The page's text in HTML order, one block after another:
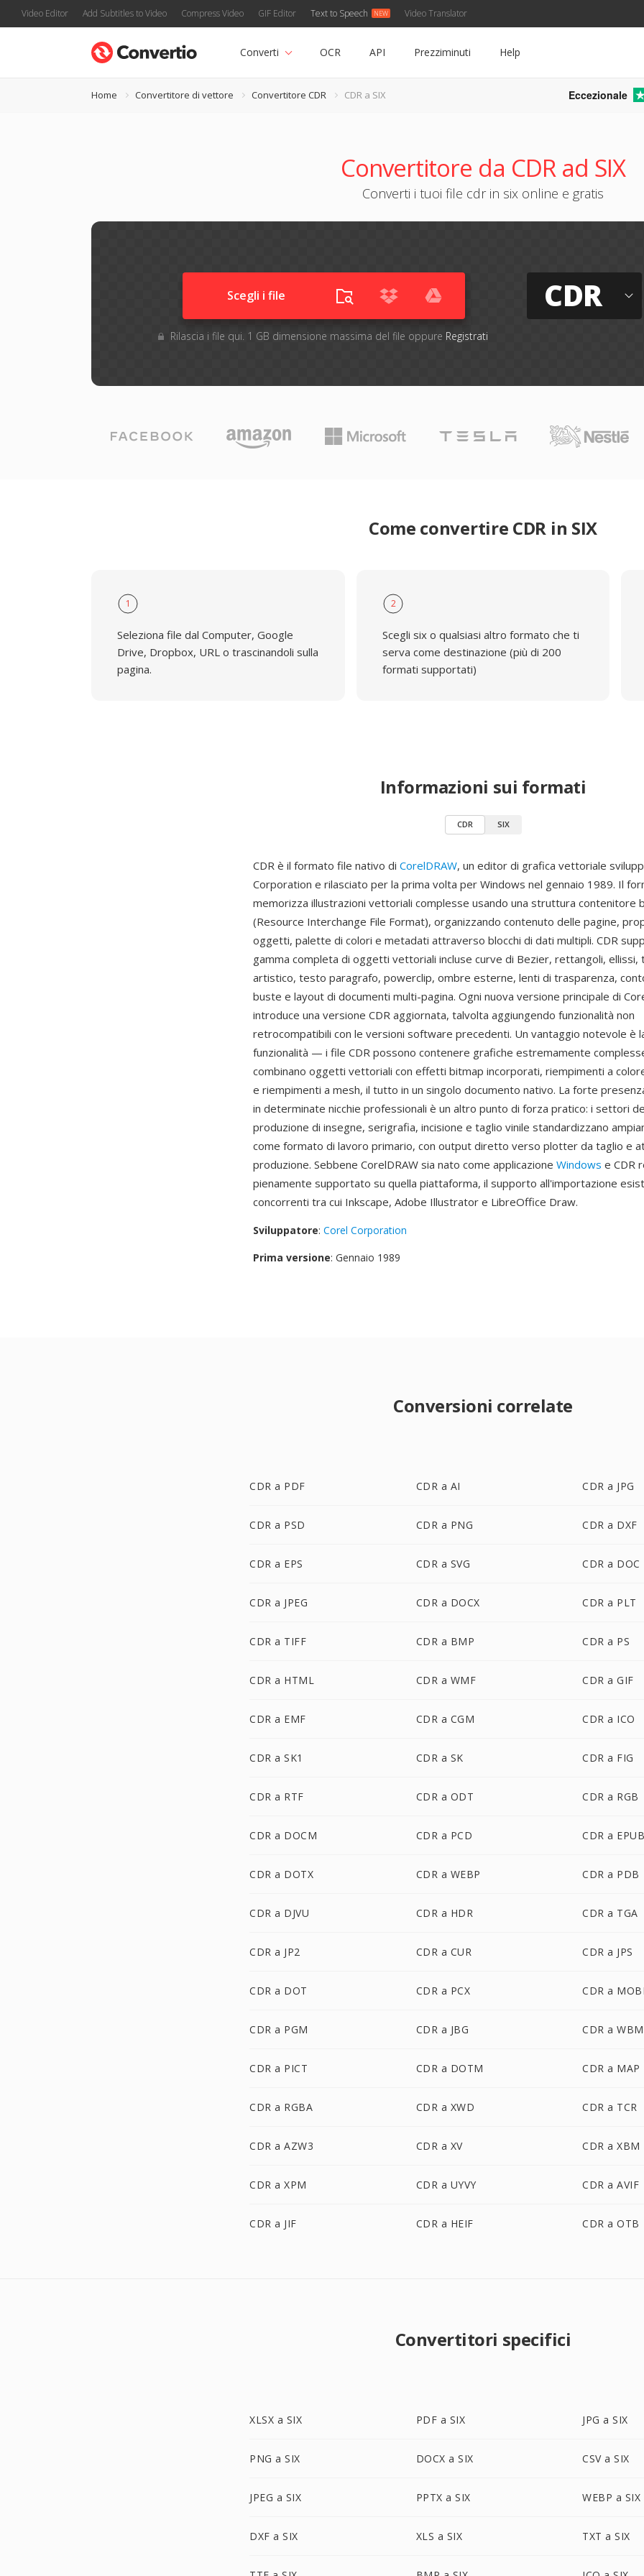
Video Editor Add Subtitles to Video Compress Video GIF Editor Text to Speech Video Translator
Converti OCR API Prezziminuti Help
Home Convertitore di vettore Convertitore CDR CDR a SIX Eccezionale
Convertitore da CDR ad SIX
Converti i tuoi file cdr in six online e gratis
Scegli i file
Rilascia i file qui. 1 GB dimensione massima del file oppure Registrati
CDR
Come convertire CDR in SIX
1
Seleziona file dal Computer, Google
Drive, Dropbox, URL o trascinandoli sulla
pagina.
2
Scegli six o qualsiasi altro formato che ti
serva come destinazione (più di 200
formati supportati)
Informazioni sui formati
CDR SIX
CDR è il formato file nativo di CorelDRAW, un editor di grafica vettoriale
Corporation e rilasciato per la prima volta per Windows nel gennaio 1989. Il
memorizza illustrazioni vettoriali complesse usando una struttura contenitore
(Resource Interchange File Format), organizzando contenuto delle pagine,
oggetti, palette di colori e metadati attraverso blocchi di dati multipli. CDR
gamma completa di oggetti vettoriali incluse curve di Bezier, rettangoli, ellissi,
artistico, testo paragrafo, powerclip, ombre esterne, lenti di trasparenza,
buste e layout di documenti multi-pagina. Ogni nuova versione principale di
introduce una versione CDR aggiornata, talvolta aggiungendo funzionalità non
retrocompatibili con le versioni software precedenti. Un vantaggio notevole è
funzionalità — i file CDR possono contenere grafiche estremamente
combinano oggetti vettoriali con effetti bitmap incorporati, riempimenti a
e riempimenti a mesh, il tutto in un singolo documento nativo. La forte
in determinate nicchie professionali è un altro punto di forza pratico: i settori
produzione di insegne, serigrafia, incisione e taglio vinile standardizzano
come formato di lavoro primario, con output diretto verso plotter da taglio e
produzione. Sebbene CorelDRAW sia nato come applicazione Windows e CDR
pienamente supportato su quella piattaforma, il supporto all'importazione
concorrenti tra cui Inkscape, Adobe Illustrator e LibreOffice Draw.
Sviluppatore: Corel Corporation
Prima versione: Gennaio 1989
Conversioni correlate
CDR a PDF CDR a AI CDR a JPG
CDR a PSD CDR a PNG CDR a DXF
CDR a EPS CDR a SVG CDR a DOC
CDR a JPEG CDR a DOCX CDR a PLT
CDR a TIFF CDR a BMP CDR a PS
CDR a HTML CDR a WMF CDR a GIF
CDR a EMF CDR a CGM CDR a ICO
CDR a SK1 CDR a SK CDR a FIG
CDR a RTF CDR a ODT CDR a RGB
CDR a DOCM CDR a PCD CDR a
CDR a DOTX CDR a WEBP CDR a PDB
CDR a DJVU CDR a HDR CDR a TGA
CDR a JP2 CDR a CUR CDR a JPS
CDR a DOT CDR a PCX CDR a
CDR a PGM CDR a JBG CDR a
CDR a PICT CDR a DOTM CDR a MAP
CDR a RGBA CDR a XWD CDR a TCR
CDR a AZW3 CDR a XV CDR a XBM
CDR a XPM CDR a UYVY CDR a AVIF
CDR a JIF CDR a HEIF CDR a OTB
Convertitori specifici
XLSX a SIX PDF a SIX JPG a SIX
PNG a SIX DOCX a SIX CSV a SIX
JPEG a SIX PPTX a SIX WEBP a SIX
DXF a SIX XLS a SIX TXT a SIX